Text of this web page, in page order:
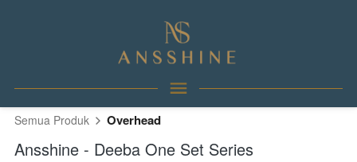
Semua Produk Overhead
Ansshine - Deeba One Set Series